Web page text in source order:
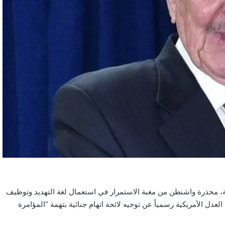
محذرة واشنطن من مغبة الاستمرار في استعمال لغة التهديد وتوظيف
الأمريكية رسمياً عن توجيه لائحة اتهام جنائية بتهمة “المؤامرة